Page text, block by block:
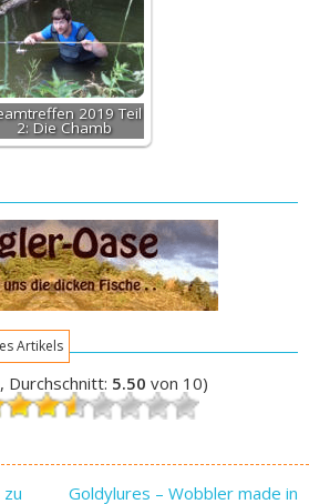
2019 Teil
2: Die Chamb
Artikels
Durchschnitt: 5.50 von 10)
Goldylures – Wobbler made in